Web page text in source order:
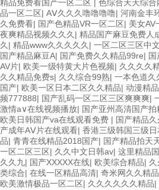
精品免费看国产一区二区 | 色综合天天综
品一区二区| AⅤ久久久噜噜噜噜| 河南金丰
久免费看| 国产色精品VR一区二区| 美女AV
夜爽精品视频久久久| 精品国产麻豆免费人
久| 精品www久久久久久| 一区二区三区中文
国产精品麻豆A| 国产免费久久精品99re|
AV片| 欧美一级特黄大片色视频| 久久久久
久久精品免费s| 久久综合99熟| 一本色道久
国产| 欧美一区日本二区久久精品| 动漫精
频777888| 国产乱码一区二区三区爽爽爽|
激情a∨在线视频播放| 国产亚州高清国产拍
欧美日韩国产va在线观看免费 | 国产精品
产成年AⅤ片在线观看| 香港三级韩国三级日
品| 青青在线精品2018国产| 国产精品拍天
一区二区三区| 久久中文日韩av| 这里精品
久久九| 国产XXXXX在线| 欧美综合精品|
类综合| 在线一区精品高清| 奇米网久久精
欧美激情极品一区二区| 久久久久久久精品|